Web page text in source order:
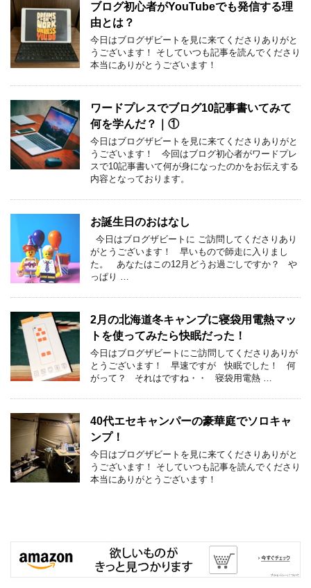
ブログ初心者がYouTubeでも発信する理
由とは？
今日はブログザビートを見に来てくださりありがと
うございます！ そしていつも記事を読んでくださり
本当にありがとうございます！
ワードプレスでブログ10記事書いてみて
何を学んだ？｜①
今日はブログザビートを見に来てくださりありがと
うございます！ 今回はブログ初心者がワードプレ
スで10記事書いて何が身になったのかをお伝えする
内容となっております。
お誕生日のおはなし
今日はブログザビートに ご訪問してくださりあり
がとうございます！ 早いもので師走に入りまし
た。 あなたはこの12月どうお過ごしですか？ や
っぱり …
2月の北海道冬キャンプに寝袋用電熱マッ
トを使ってみたら快眠だった！
今日はブログザビートにご訪問してくださりありが
とうございます！ 早速ですが 快眠でした！ 何
がって？ それはですね・・ 寝袋用電熱 …
40代エセキャンパーの豪華庭でソロキャ
ンプ！
今日はブログザビートを見に来てくださりありがと
うございます！ そしていつも記事を読んでくださり
本当にありがとうございます！